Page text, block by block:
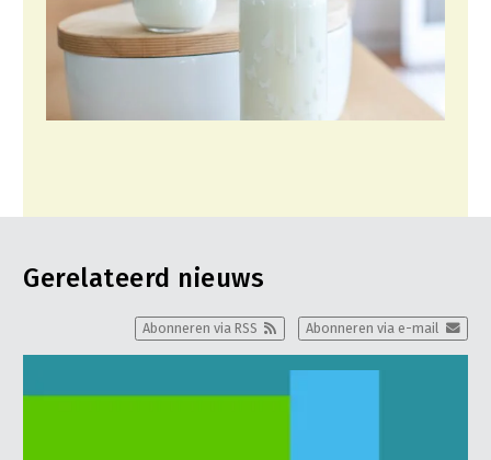
Gerelateerd nieuws
Abonneren via e-mail
Abonneren via RSS